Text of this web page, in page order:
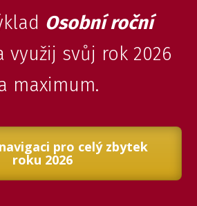
Osobní roční
využij svůj rok 2026
maximum.
pro celý zbytek
roku 2026